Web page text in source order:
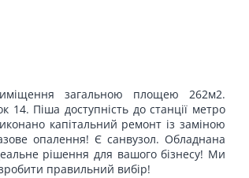
загальною площею 262м2.
Піша доступність до станції метро
капітальний ремонт із заміною
опалення! Є санвузол. Обладнана
рішення для вашого бізнесу! Ми
правильний вибір!